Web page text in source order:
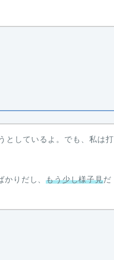
としているよ。でも、私は打
かりだし、もう少し様子見だ